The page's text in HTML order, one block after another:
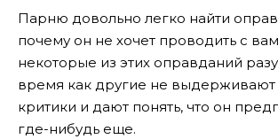
Парню довольно легко найти
почему он не хочет проводить с
некоторые из этих оправданий
время как другие не выдерживают
критики и дают понять, что он
где-нибудь еще.